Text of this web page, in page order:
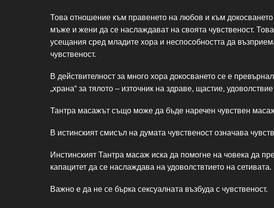
Това отношение към правенето на любов и към
мъже и жени да се наслаждават на своята чувственост.
усещания сред младите хора и неспособността да
чувственост.
В действителност за много хора докосването се е
„храна“ за тялото – източник на здраве, щастие,
Тантра масажът също може да бъде наречен чувствен
В истинският смисъл на думата чувственост означава
Инстинският Тантра масаж иска да помогне на човека да
капацитет да се наслаждава на удоволствтието на сетивата.
Важно е да не се бърка сексуалната възбуда с чувственост.